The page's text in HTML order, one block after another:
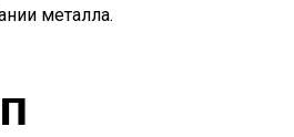
металла.